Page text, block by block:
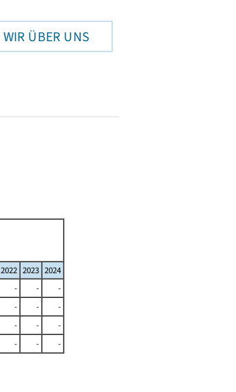
WIR ÜBER UNS
2022 2023 2024
- -
-
- -
-
- -
-
- - -